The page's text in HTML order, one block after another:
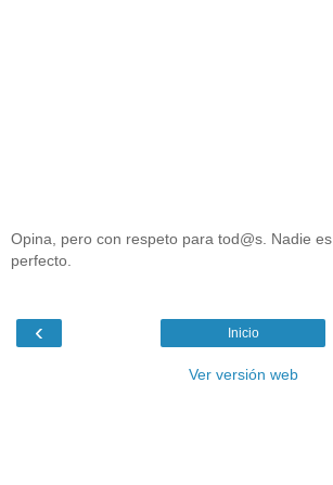
Opina, pero con respeto para tod@s. Nadie es
perfecto.
‹ Inicio
Ver versión web